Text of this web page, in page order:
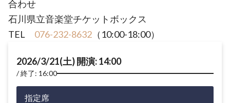
合わせ
石川県立音楽堂チケットボックス
TEL 076-232-8632 （10:00-18:00）
2026/3/21(土) 開演: 14:00
終了: 16:00
指定席